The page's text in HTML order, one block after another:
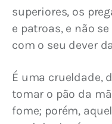
superiores, os
e patroas, e não
com o seu dever
É uma crueldade,
tomar o pão da
fome; porém,